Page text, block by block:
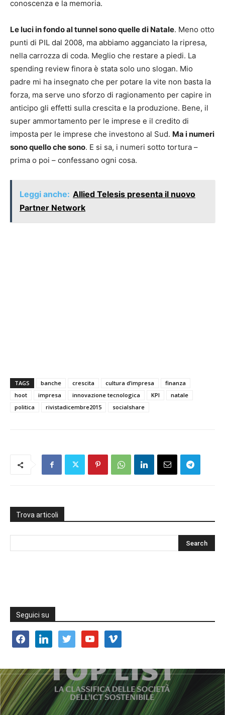
conoscenza e la memoria.
Le luci in fondo al tunnel sono quelle di Natale. Meno otto
punti di PIL dal 2008, ma abbiamo agganciato la ripresa,
nella carrozza di coda. Meglio che restare a piedi. La
spending review finora è stata solo uno slogan. Mio
padre mi ha insegnato che per potare la vite non basta la
forza, ma serve uno sforzo di ragionamento per capire in
anticipo gli effetti sulla crescita e la produzione. Bene, il
super ammortamento per le imprese e il credito di
imposta per le imprese che investono al Sud. Ma i numeri
sono quello che sono. E si sa, i numeri sotto tortura –
prima o poi – confessano ogni cosa.
Leggi anche: Allied Telesis presenta il nuovo
Partner Network
TAGS banche crescita cultura d’impresa
finanza
hoot
impresa innovazione tecnologica KPI
natale
politica
rivistadicembre2015 socialshare
Trova articoli
Seguici su
facebooklinkedin twitter youtube vimeo